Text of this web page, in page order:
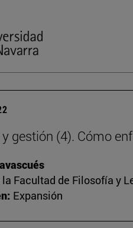
gestión (4). Cómo
Facultad de Filosofía y
Expansión